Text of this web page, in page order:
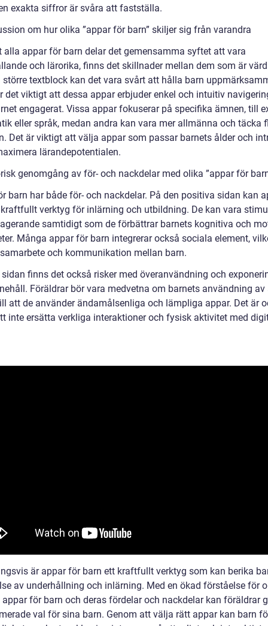
exakta siffror är svåra att fastställa.
om hur olika ”appar för barn” skiljer sig från varandra
alla appar för barn delar det gemensamma syftet att vara
och lärorika, finns det skillnader mellan dem som är
större textblock kan det vara svårt att hålla barn
det viktigt att dessa appar erbjuder enkel och intuitiv
engagerat. Vissa appar fokuserar på specifika ämnen, till
eller språk, medan andra kan vara mer allmänna och täcka
Det är viktigt att välja appar som passar barnets ålder och
lärandepotentialen.
genomgång av för- och nackdelar med olika ”appar för
barn har både för- och nackdelar. På den positiva sidan kan
verktyg för inlärning och utbildning. De kan vara
samtidigt som de förbättrar barnets kognitiva och
Många appar för barn integrerar också sociala element,
och kommunikation mellan barn.
finns det också risker med överanvändning och
Föräldrar bör vara medvetna om barnets användning av
att de använder ändamålsenliga och lämpliga appar. Det är
inte ersätta verkliga interaktioner och fysisk aktivitet med
är appar för barn ett kraftfullt verktyg som kan berika
av underhållning och inlärning. Med en ökad förståelse för
appar för barn och deras fördelar och nackdelar kan föräldrar
val för sina barn. Genom att välja rätt appar kan barn